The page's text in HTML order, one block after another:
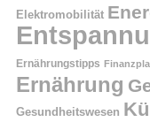
Elektromobilität
Ernährungstipps
Ernährung
Gesundheitswesen